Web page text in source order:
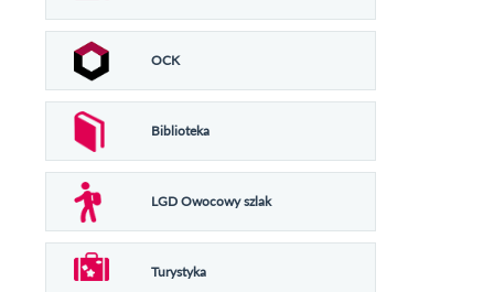
OCK
Biblioteka
LGD Owocowy szlak
Turystyka